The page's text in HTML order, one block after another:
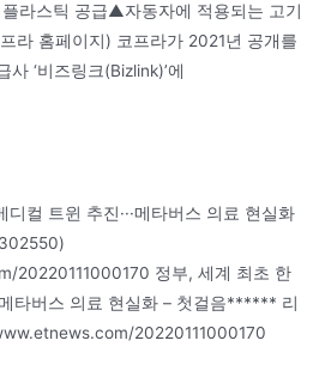
플라스틱 공급▲자동자에 적용되는 고기
라 홈페이지) 코프라가 2021년 공개를
‘비즈링크(Bizlink)’에
컬 트윈 추진···메타버스 의료 현실화
20220111000170 정부, 세계 최초 한
메타버스 의료 현실화 – 첫걸음****** 리
20220111000170